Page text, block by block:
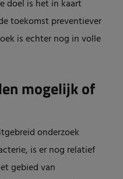
doel is het in kaart
toekomst preventiever
is echter nog in volle
mogelijk of
onderzoek
is er nog relatief
gebied van